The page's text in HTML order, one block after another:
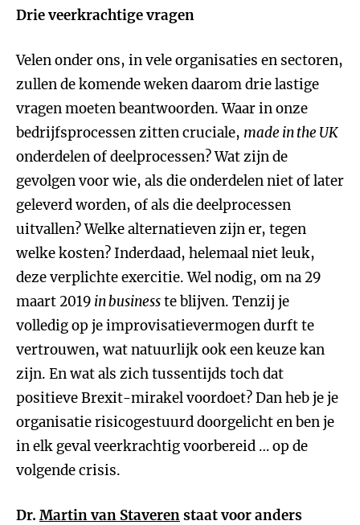
Drie veerkrachtige vragen
Velen onder ons, in vele organisaties en sectoren,
zullen de komende weken daarom drie lastige
vragen moeten beantwoorden. Waar in onze
bedrijfsprocessen zitten cruciale, made in the UK
onderdelen of deelprocessen? Wat zijn de
gevolgen voor wie, als die onderdelen niet of later
geleverd worden, of als die deelprocessen
uitvallen? Welke alternatieven zijn er, tegen
welke kosten? Inderdaad, helemaal niet leuk,
deze verplichte exercitie. Wel nodig, om na 29
maart 2019 in businesste blijven. Tenzij je
volledig op je improvisatievermogen durft te
vertrouwen, wat natuurlijk ook een keuze kan
zijn. En wat als zich tussentijds toch dat
positieve Brexit-mirakel voordoet? Dan heb je je
organisatie risicogestuurd doorgelicht en ben je
in elk geval veerkrachtig voorbereid … op de
volgende crisis.
Dr. Martin van Staverenstaat voor anders